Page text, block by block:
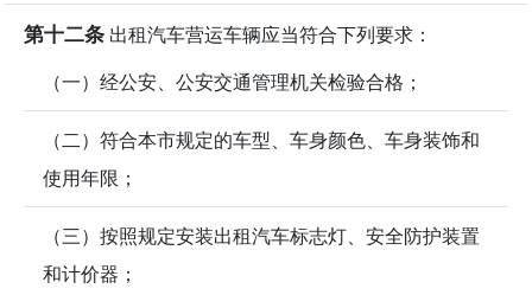
第十二条 出租汽车营运车辆应当符合下列要求：
（一）经公安、公安交通管理机关检验合格；
（二）符合本市规定的车型、车身颜色、车身装饰和
使用年限；
（三）按照规定安装出租汽车标志灯、安全防护装置
和计价器；